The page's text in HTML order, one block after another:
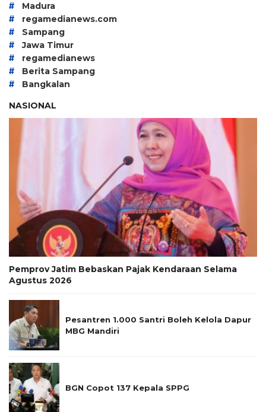
# Madura
# regamedianews.com
# Sampang
# Jawa Timur
# regamedianews
# Berita Sampang
#
Bangkalan
NASIONAL
Pemprov Jatim Bebaskan Pajak Kendaraan Selama
Agustus 2026
Pesantren 1.000 Santri Boleh Kelola Dapur
MBG Mandiri
BGN Copot 137 Kepala SPPG